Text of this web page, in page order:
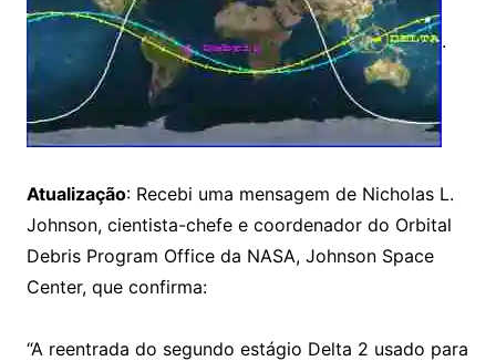
.
Atualização: Recebi uma mensagem de Nicholas L.
Johnson, cientista-chefe e coordenador do Orbital
Debris Program Office da NASA, Johnson Space
Center, que confirma:
“A reentrada do segundo estágio Delta 2 usado para